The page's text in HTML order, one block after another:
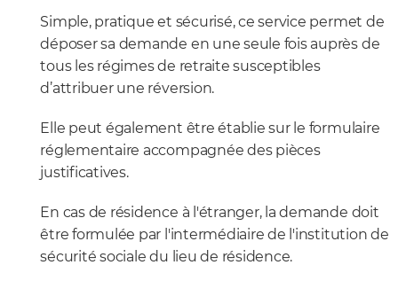
Simple, pratique et sécurisé, ce service permet de
déposer sa demande en une seule fois auprès de
tous les régimes de retraite susceptibles
d’attribuer une réversion.
Elle peut également être établie sur le formulaire
réglementaire accompagnée des pièces
justificatives.
En cas de résidence à l'étranger, la demande doit
être formulée par l'intermédiaire de l'institution de
sécurité sociale du lieu de résidence.